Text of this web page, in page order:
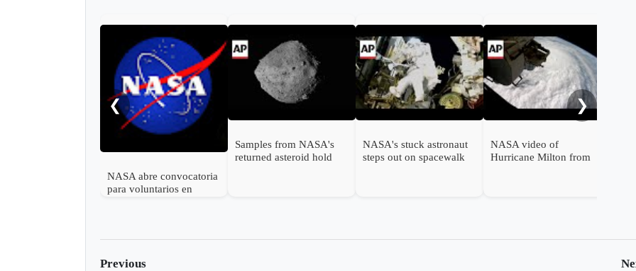
❮
NASA abre convocatoria
para voluntarios en
Samples from NASA's
returned asteroid hold
NASA's stuck astronaut
steps out on spacewalk
NASA video of
Hurricane Milton from
❯
Previous